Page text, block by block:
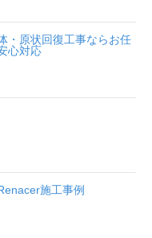
・原状回復工事ならお任
心対応
施工事例